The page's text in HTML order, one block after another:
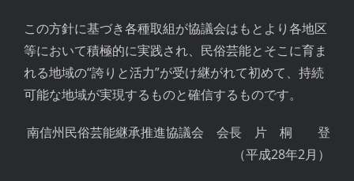
この方針に基づき各種取組が協議会はもとより各地区
等において積極的に実践され、民俗芸能とそこに育ま
れる地域の“誇りと活力”が受け継がれて初めて、持続
可能な地域が実現するものと確信するものです。
南信州民俗芸能継承推進協議会 会長 片 桐 登
（平成28年2月）